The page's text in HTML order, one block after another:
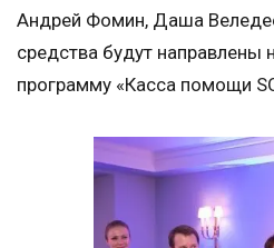
Андрей Фомин, Даша
средства будут направлены
программу «Касса помощи